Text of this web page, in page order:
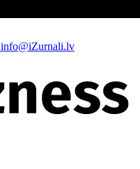
info@iZurnali.lv